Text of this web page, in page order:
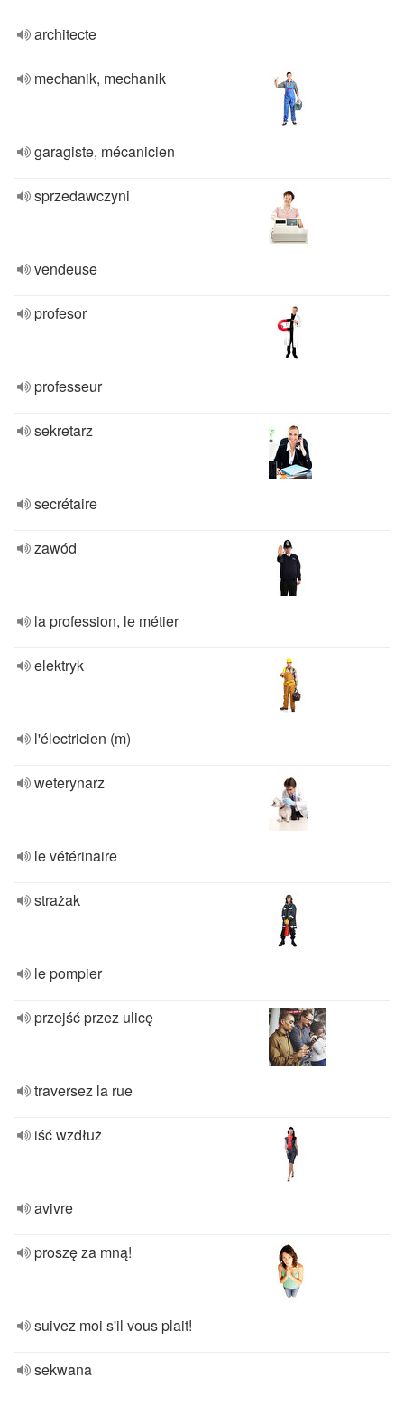
architecte
mechanik, mechanik
garagiste, mécanicien
sprzedawczyni
vendeuse
profesor
professeur
sekretarz
secrétaire
zawód
la profession, le métier
elektryk
l'électricien (m)
weterynarz
le vétérinaire
strażak
le pompier
przejść przez ulicę
traversez la rue
iść wzdłuż
avivre
proszę za mną!
suivez moi s'il vous plait!
sekwana